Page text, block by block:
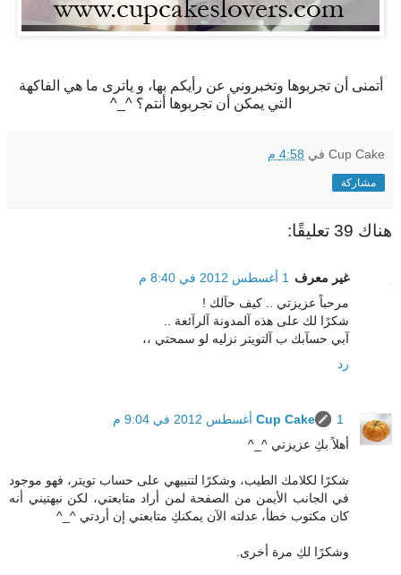
أتمنى أن تجربوها وتخبروني عن رأيكم بها، و ياترى ما هي الفاكهة
التي يمكن أن تجربوها أنتم؟ ^_^
Cup Cake في 4:58 م
مشاركة
هناك 39 تعليقًا:
غير معرف
1 أغسطس 2012 في 8:40 م
مرحباً عزيزتي .. كيف حآلك !
شكرًا لك على هذه آلمدونة آلرآئعة ..
آبي حسآبك ب آلتويتر نزليه لو سمحتي ،،
رد
Cup Cake
1 أغسطس 2012 في 9:04 م
أهلاً بكِ عزيزتي ^_^
شكرًا لكلامك الطيب، وشكرًا لتنبيهي على حساب تويتر، فهو موجود
في الجانب الأيمن من الصفحة لمن أراد متابعتي، لكن نبهتيني أنه
كان مكتوب خطأ، عدلته الآن يمكنكِ متابعتي إن أردتي ^_^
وشكرًا لكِ مرة أخرى.